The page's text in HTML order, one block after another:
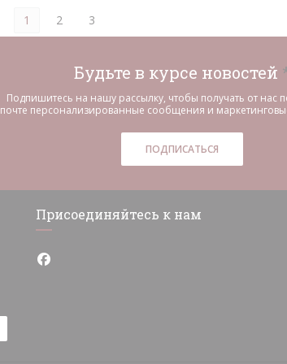
1 2 3
Будьте в курсе новостей
Подпишитесь на нашу рассылку, чтобы получать от нас
почте персонализированные сообщения и
ПОДПИСАТЬСЯ
Присоединяйтесь к нам
Facebook ((открывается в новом окне))